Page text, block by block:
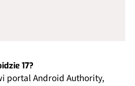
17?
portal Android Authority,